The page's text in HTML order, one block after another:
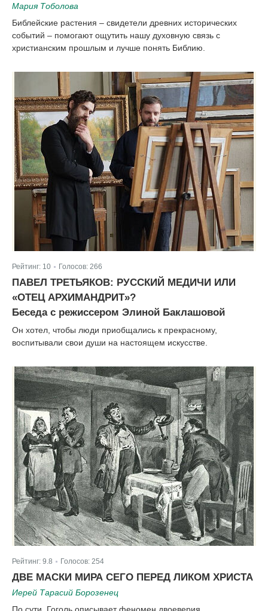
Мария Тоболова
Библейские растения – свидетели древних исторических
событий – помогают ощутить нашу духовную связь с
христианским прошлым и лучше понять Библию.
Рейтинг: 10 Голосов: 266
ПАВЕЛ ТРЕТЬЯКОВ: РУССКИЙ МЕДИЧИ ИЛИ
«ОТЕЦ АРХИМАНДРИТ»?
Беседа с режиссером Элиной Баклашовой
Он хотел, чтобы люди приобщались к прекрасному,
воспитывали свои души на настоящем искусстве.
Рейтинг: 9.8 Голосов: 254
ДВЕ МАСКИ МИРА СЕГО ПЕРЕД ЛИКОМ ХРИСТА
Иерей Тарасий Борозенец